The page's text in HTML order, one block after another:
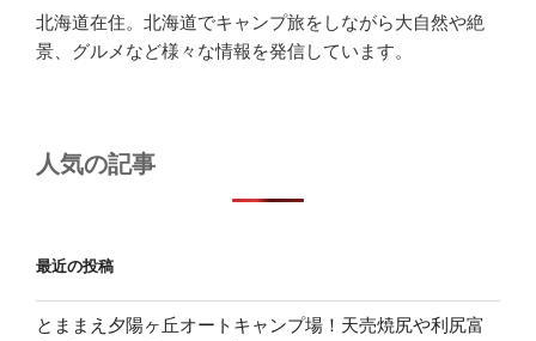
北海道在住。北海道でキャンプ旅をしながら大自然や絶
景、グルメなど様々な情報を発信しています。
人気の記事
最近の投稿
とままえ夕陽ヶ丘オートキャンプ場！天売焼尻や利尻富